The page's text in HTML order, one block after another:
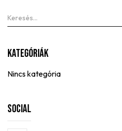
Kategóriák
Nincs kategória
Social